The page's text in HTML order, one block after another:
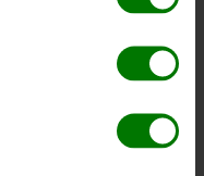
der
Tiefststände der
und Holzpellets